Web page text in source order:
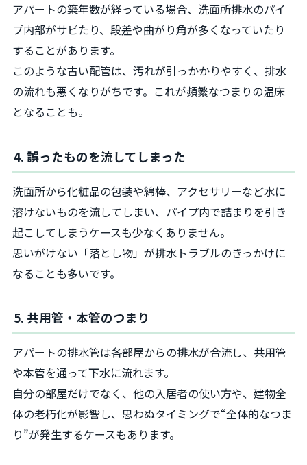
アパートの築年数が経っている場合、洗面所排水のパイ
プ内部がサビたり、段差や曲がり角が多くなっていたり
することがあります。
このような古い配管は、汚れが引っかかりやすく、排水
の流れも悪くなりがちです。これが頻繁なつまりの温床
となることも。
4. 誤ったものを流してしまった
洗面所から化粧品の包装や綿棒、アクセサリーなど水に
溶けないものを流してしまい、パイプ内で詰まりを引き
起こしてしまうケースも少なくありません。
思いがけない「落とし物」が排水トラブルのきっかけに
なることも多いです。
5. 共用管・本管のつまり
アパートの排水管は各部屋からの排水が合流し、共用管
や本管を通って下水に流れます。
自分の部屋だけでなく、他の入居者の使い方や、建物全
体の老朽化が影響し、思わぬタイミングで“全体的なつま
り”が発生するケースもあります。